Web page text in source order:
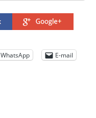
WhatsApp E-mail